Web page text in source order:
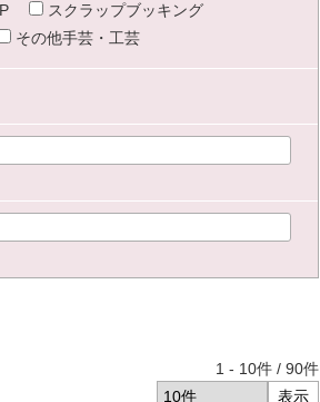
スクラップブッキング
その他手芸・工芸
1 - 10件 / 90件